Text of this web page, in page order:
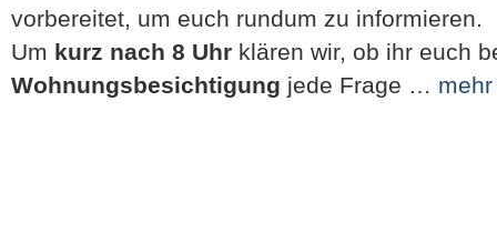
vorbereitet, um euch rundum zu informieren.
Um kurz nach 8 Uhr klären wir, ob ihr euch
Wohnungsbesichtigung jede Frage … mehr